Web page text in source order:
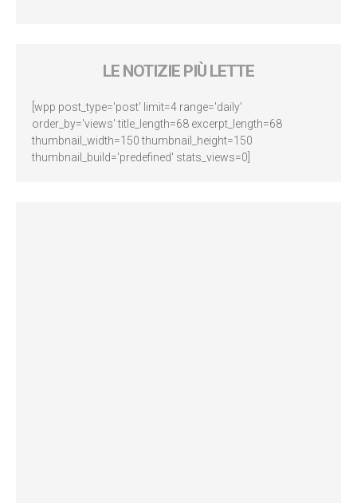
LE NOTIZIE PIÙ LETTE
[wpp post_type='post' limit=4 range='daily'
order_by='views' title_length=68 excerpt_length=68
thumbnail_width=150 thumbnail_height=150
thumbnail_build='predefined' stats_views=0]